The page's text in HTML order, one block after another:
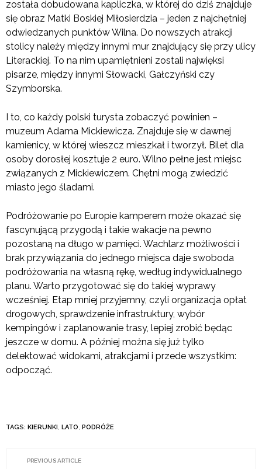
została dobudowana kapliczka, w której do dziś znajduje
się obraz Matki Boskiej Miłosierdzia – jeden z najchętniej
odwiedzanych punktów Wilna. Do nowszych atrakcji
stolicy należy między innymi mur znajdujący się przy ulicy
Literackiej. To na nim upamiętnieni zostali najwięksi
pisarze, między innymi Słowacki, Gałczyński czy
Szymborska.
I to, co każdy polski turysta zobaczyć powinien –
muzeum Adama Mickiewicza. Znajduje się w dawnej
kamienicy, w której wieszcz mieszkał i tworzył. Bilet dla
osoby dorosłej kosztuje 2 euro. Wilno pełne jest miejsc
związanych z Mickiewiczem. Chętni mogą zwiedzić
miasto jego śladami.
Podróżowanie po Europie kamperem może okazać się
fascynującą przygodą i takie wakacje na pewno
pozostaną na długo w pamięci. Wachlarz możliwości i
brak przywiązania do jednego miejsca daje swoboda
podróżowania na własną rękę, według indywidualnego
planu. Warto przygotować się do takiej wyprawy
wcześniej. Etap mniej przyjemny, czyli organizacja opłat
drogowych, sprawdzenie infrastruktury, wybór
kempingów i zaplanowanie trasy, lepiej zrobić będąc
jeszcze w domu. A później można się już tylko
delektować widokami, atrakcjami i przede wszystkim:
odpocząć.
TAGS: KIERUNKI , LATO, PODRÓŻE
PREVIOUS ARTICLE